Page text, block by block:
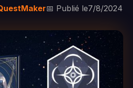
📅 Publié le7/8/2024